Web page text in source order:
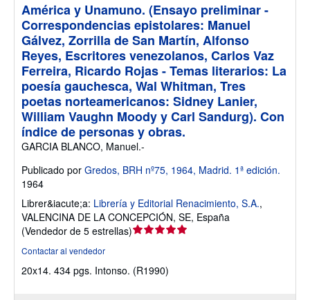
América y Unamuno. (Ensayo preliminar -
Correspondencias epistolares: Manuel
Gálvez, Zorrilla de San Martín, Alfonso
Reyes, Escritores venezolanos, Carlos Vaz
Ferreira, Ricardo Rojas - Temas literarios: La
poesía gauchesca, Wal Whitman, Tres
poetas norteamericanos: Sidney Lanier,
William Vaughn Moody y Carl Sandurg). Con
índice de personas y obras.
GARCIA BLANCO, Manuel.-
Publicado por Gredos, BRH nº75, 1964, Madrid. 1ª edición.
1964
Librer&iacute;a: Librería y Editorial Renacimiento, S.A.,
VALENCINA DE LA CONCEPCIÓN, SE, España
(Vendedor de 5 estrellas)Calificación
5
Contactar al vendedor
20x14. 434 pgs. Intonso. (R1990)